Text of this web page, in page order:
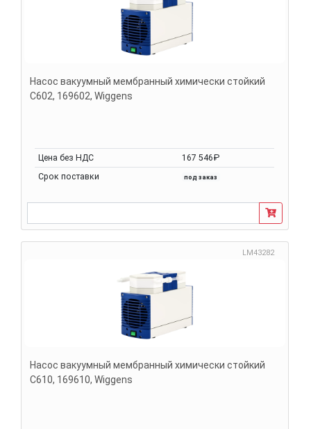
Насос вакуумный мембранный химически стойкий
С602, 169602, Wiggens
Цена без НДС
167 546₽
Срок поставки
под заказ
LM43282
Насос вакуумный мембранный химически стойкий
С610, 169610, Wiggens